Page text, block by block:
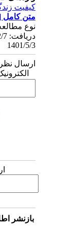
کیفیت
متن کامل[PDF 806 kb]
نوع
1401/5/3
ارسال نظر
بازنشر